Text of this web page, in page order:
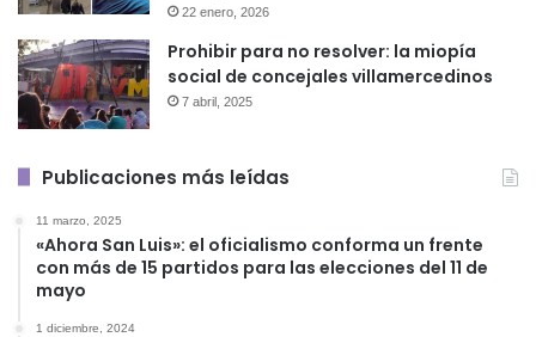
22 enero, 2026
Prohibir para no resolver: la miopía
social de concejales villamercedinos
7 abril, 2025
Publicaciones más leídas
11 marzo, 2025
«Ahora San Luis»: el oficialismo conforma un frente
con más de 15 partidos para las elecciones del 11 de
mayo
1 diciembre, 2024